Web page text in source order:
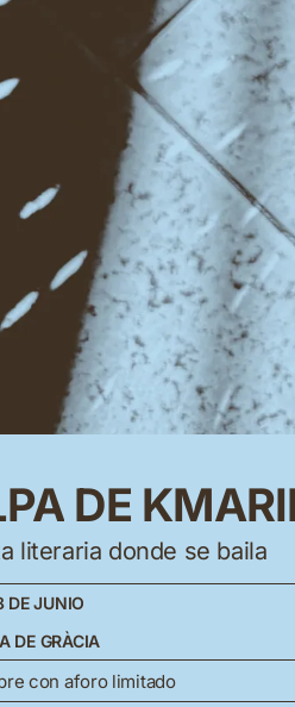
DE
literaria donde se baila
DE JUNIO
DE GRÀCIA
con aforo limitado